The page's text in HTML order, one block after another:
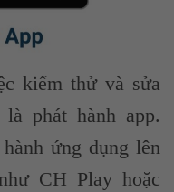
kiểm thử và sửa
phát hành app.
ứng dụng lên
CH Play hoặc